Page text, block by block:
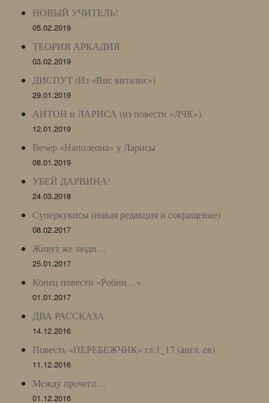
НОВЫЙ УЧИТЕЛЬ!
05.02.2019
ТЕОРИЯ АРКАДИЯ
03.02.2019
ДИСПУТ (Из «Вис виталис»)
29.01.2019
АНТОН и ЛАРИСА (из повести «ЛЧК»)
12.01.2019
Вечер «Наполеона» у Ларисы
08.01.2019
УБЕЙ ДАРВИНА!
24.03.2018
Суперкукисы (новая редакция и сокращение)
08.02.2017
Живут же люди…
25.01.2017
Конец повести «Робин…»
01.01.2017
ДВА РАССКАЗА
14.12.2016
Повесть «ПЕРЕБЕЖЧИК» гл.1_17 (англ. en)
11.12.2016
Между прочего…
01.12.2016